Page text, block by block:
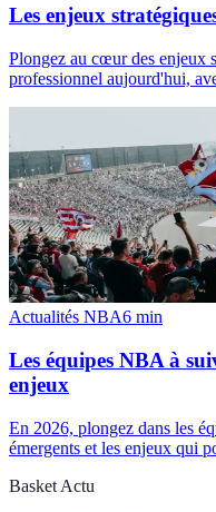
Les enjeux
Plongez au cœur des enjeux
professionnel aujourd'hui,
Actualités NBA6 min
Les équipes NBA à
enjeux
En 2026, plongez dans les
émergents et les enjeux qui
Basket Actu